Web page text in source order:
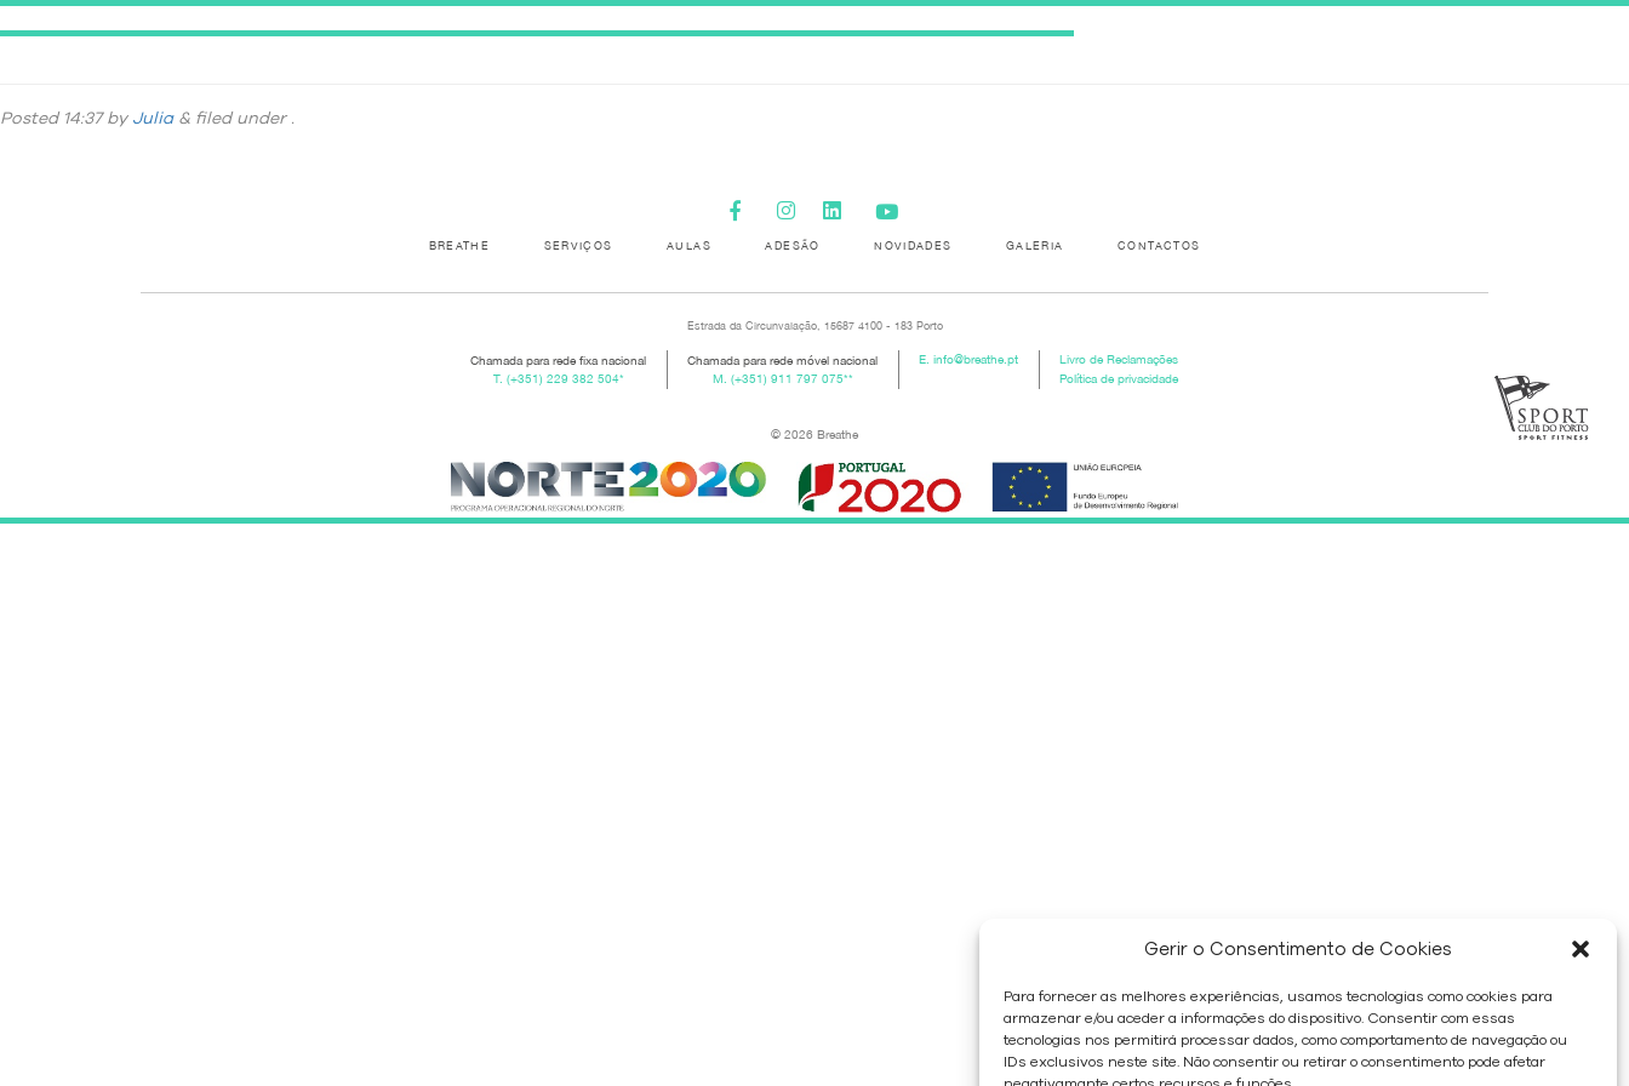
Gerir o Consentimento de Cookies
Para fornecer as melhores experiências, usamos tecnologias como cookies para
armazenar e/ou aceder a informações do dispositivo. Consentir com essas
tecnologias nos permitirá processar dados, como comportamento de navegação ou
IDs exclusivos neste site. Não consentir ou retirar o consentimento pode afetar
Posted 14:37by Julia & filed under .
BREATHE SERVIÇOS AULAS ADESÃO NOVIDADES GALERIA CONTACTOS
Estrada da Circunvalação, 15687 4100 - 183 Porto
Chamada para rede fixa nacional
T. (+351) 229 382 504*
Chamada para rede móvel nacional
M. (+351) 911 797 075**
E.info@breathe.pt
Livro de Reclamações
Política de privacidade
© 2026 Breathe